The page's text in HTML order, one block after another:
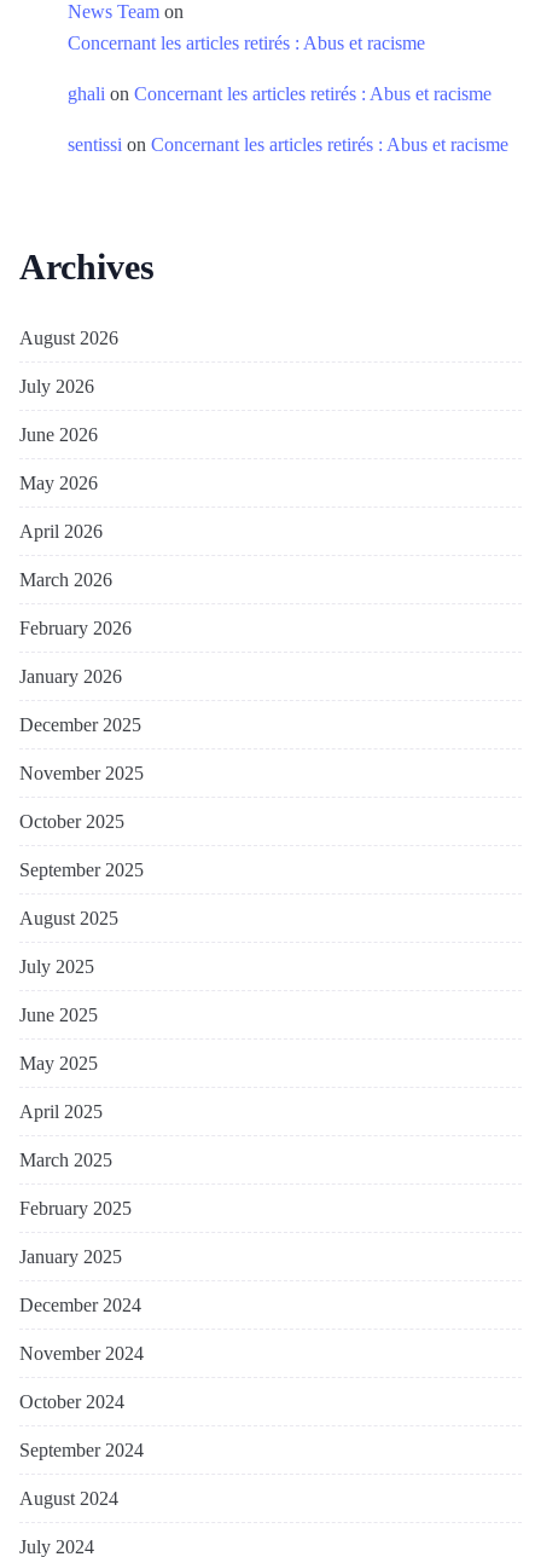
News Team on
Concernant les articles retirés : Abus et racisme
ghali on Concernant les articles retirés : Abus et racisme
sentissi on Concernant les articles retirés : Abus et racisme
Archives
August 2026
July 2026
June 2026
May 2026
April 2026
March 2026
February 2026
January 2026
December 2025
November 2025
October 2025
September 2025
August 2025
July 2025
June 2025
May 2025
April 2025
March 2025
February 2025
January 2025
December 2024
November 2024
October 2024
September 2024
August 2024
July 2024